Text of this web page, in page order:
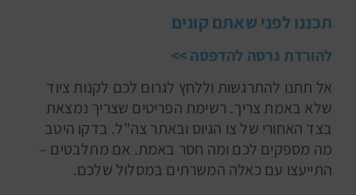
תכננו לפני שאתם קונים
להורדת גרסה להדפסה >>
אל תתנו להתרגשות וללחץ לגרום לכם לקנות ציוד
שלא באמת צריך. רשימת הפריטים שצריך נמצאת
בצד האחורי של צו הגיוס ובאתר צה"ל. בדקו היטב
מה מספקים לכם ומה חסר באמת. אם מתלבטים –
התייעצו עם כאלה המשרתים במסלול שלכם.